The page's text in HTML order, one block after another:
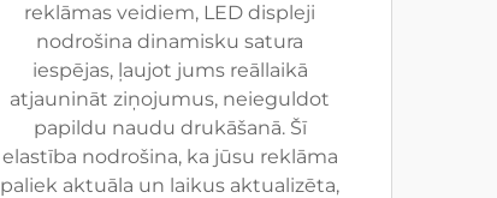
reklāmas veidiem, LED displeji
nodrošina dinamisku satura
iespējas, ļaujot jums reāllaikā
atjaunināt ziņojumus, neieguldot
papildu naudu drukāšanā. Šī
elastība nodrošina, ka jūsu reklāma
paliek aktuāla un laikus aktualizēta,